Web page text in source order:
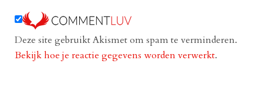
Deze site gebruikt Akismet om spam te verminderen.
Bekijk hoe je reactie gegevens worden verwerkt.